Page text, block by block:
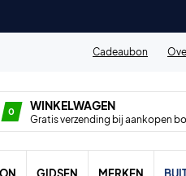
Cadeaubon
0 WINKELWAGEN
Gratis verzending bij aankopen
GIDSEN MERKEN